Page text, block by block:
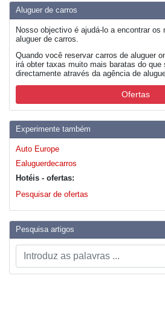
Aluguer de carros
Nosso objectivo é ajudá-lo a encontrar os
aluguer de carros.
Quando você reservar carros de aluguer
irá obter taxas muito mais baratas do que
directamente através da agência de
Ofertas
Experimente também
Auto Europe
Ealuguerdecarros
Hotéis - ofertas:
Pesquisar de ofertas
Pesquisa artigos